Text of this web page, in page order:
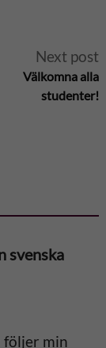
Next post
Välkomna alla
studenter!
svenska
följer min